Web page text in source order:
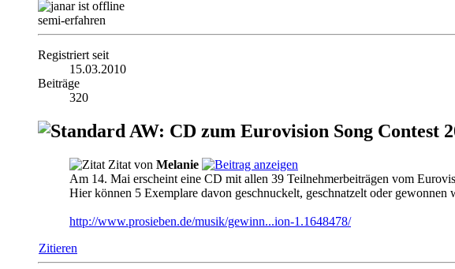
semi-erfahren
Registriert seit
15.03.2010
Beiträge
320
AW: CD zum Eurovision Song Contest
Zitat von Melanie
Am 14. Mai erscheint eine CD mit allen 39 Teilnehmerbeiträgen vom
Hier können 5 Exemplare davon geschnuckelt, geschnatzelt oder gewonnen
http://www.prosieben.de/musik/gewinn...ion-1.1648478/
Zitieren